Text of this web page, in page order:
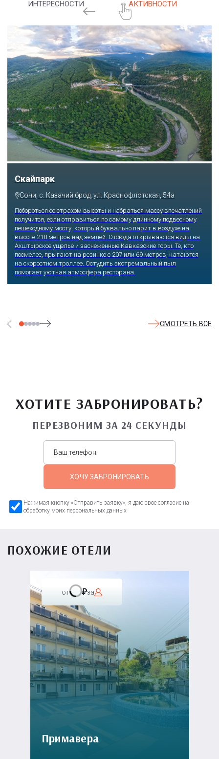
ИНТЕРЕСНОСТИ АКТИВНОСТИ
Скайпарк
Сочи, с. Казачий брод, ул. Краснофлотская, 54а
Побороться со страхом высоты и набраться массу впечатлений
получится, если отправиться по самому длинному подвесному
пешеходному мосту, который буквально парит в воздухе на
высоте 218 метров над землей. Отсюда открываются виды на
Ахштырское ущелье и заснеженные Кавказские горы. Те, кто
посмелее, прыгают на резинке с 207 или 69 метров, катаются
на скоростном троллее. Остудить экстремальный пыл
помогает уютная атмосфера ресторана.
СМОТРЕТЬ ВСЕ
ХОТИТЕ ЗАБРОНИРОВАТЬ?
ПЕРЕЗВОНИМ ЗА 24 СЕКУНДЫ
ХОЧУ ЗАБРОНИРОВАТЬ
Нажимая кнопку «Отправить заявку», я даю свое согласие на
обработку моих персональных данных
ПОХОЖИЕ ОТЕЛИ
от за
Примавера